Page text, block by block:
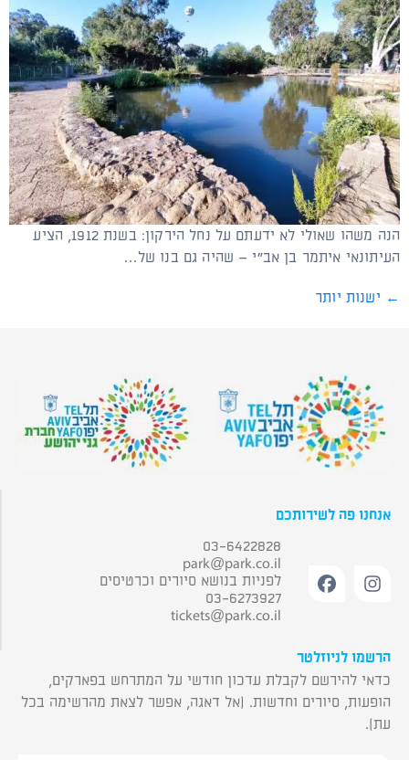
הנה משהו שאולי לא ידעתם על נחל הירקון: בשנת 1912, הציע
העיתונאי איתמר בן אב"י – שהיה גם בנו של…
← ישנות יותר
אנחנו פה לשירותכם
03-6422828
park@park.co.il
לפניות בנושא סיורים וכרטיסים
03-6273927
tickets@park.co.il
הרשמו לניוזלטר
כדאי להירשם לקבלת עדכון חודשי על המתרחש בפארקים,
הופעות, סיורים וחדשות. (אל דאגה, אפשר לצאת מהרשימה בכל
עת).